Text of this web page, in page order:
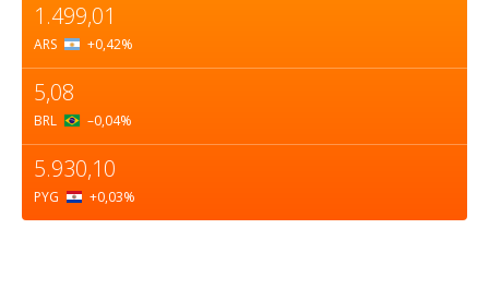
1.499,01
ARS +0,42%
5,08
BRL –0,04%
5.930,10
PYG +0,03%